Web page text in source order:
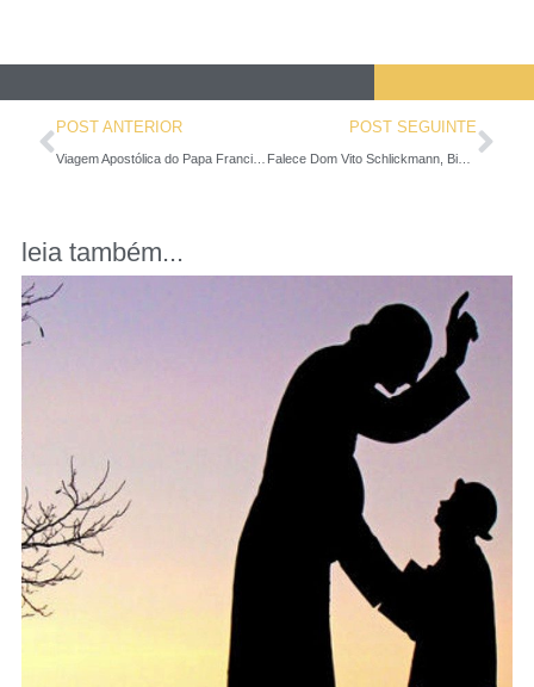
POST ANTERIOR POST SEGUINTE
Falece Dom Vito Schlickmann, Bispo Auxiliar da Arquidiocese de Florianópolis, aos 94 anos
leia também...